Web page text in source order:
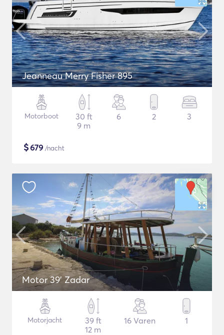
Jeanneau Merry Fisher 895
Motorboot
30 ft
9 m
6 2 3
$679 /nacht
Motor 39' Zadar
Motorjacht
39 ft
12 m
16 Varen 1